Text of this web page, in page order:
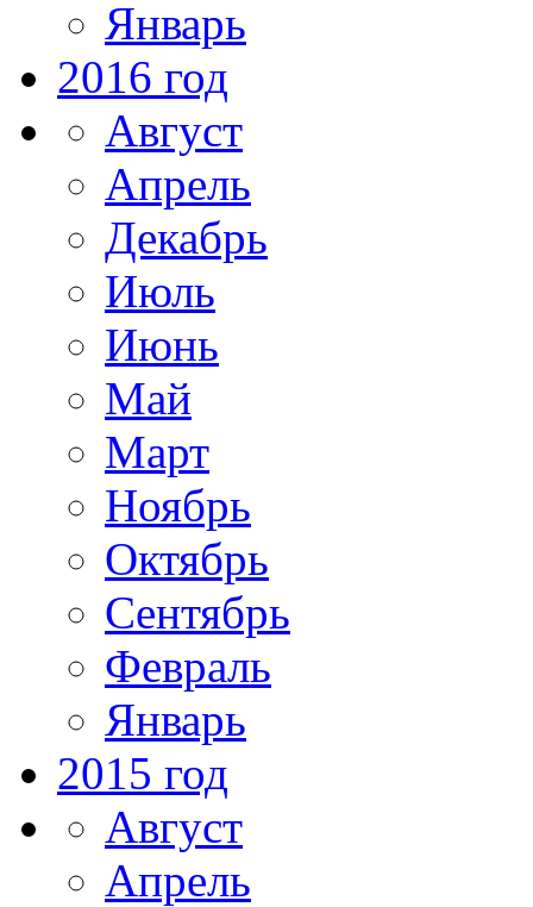
Январь
2016 год
Август
Апрель
Декабрь
Июль
Июнь
Май
Март
Ноябрь
Октябрь
Сентябрь
Февраль
Январь
2015 год
Август
Апрель